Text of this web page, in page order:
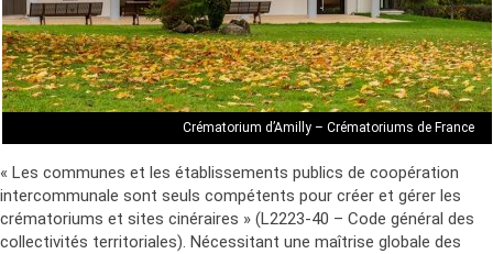
Crématorium d’Amilly – Crématoriums de France
« Les communes et les établissements publics de coopération
intercommunale sont seuls compétents pour créer et gérer les
crématoriums et sites cinéraires » (L2223-40 – Code général des
collectivités territoriales). Nécessitant une maîtrise globale des